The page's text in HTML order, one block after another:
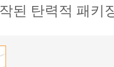
된 탄력적 패키